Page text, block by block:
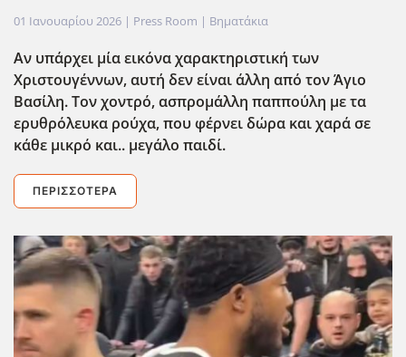
01 Ιανουαρίου 2026 | Press Room | Βηματάκια
Αν υπάρχει μία εικόνα χαρακτηριστική των
Χριστουγέννων, αυτή δεν είναι άλλη από τον Άγιο
Βασίλη. Τον χοντρό, ασπρομάλλη παππούλη με τα
ερυθρόλευκα ρούχα, που φέρνει δώρα και χαρά σε
κάθε μικρό και.. μεγάλο παιδί.
ΠΕΡΙΣΣΌΤΕΡΑ